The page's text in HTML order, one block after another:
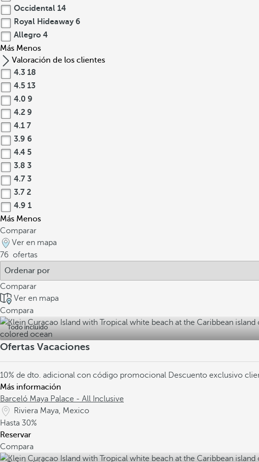
Occidental 14
Royal Hideaway 6
Allegro 4
Más Menos
Valoración de los clientes
4.3 18
4.5 13
4.0 9
4.2 9
4.1 7
3.9 6
4.4 5
3.8 3
4.7 3
3.7 2
4.9 1
Más Menos
Comparar
Ver en mapa
76 ofertas
Comparar
Ver en mapa
Compara
Todo incluido
Ofertas Vacaciones
10% de dto. adicional con código promocional Descuento exclusivo
Más información
Barceló Maya Palace - All Inclusive
Riviera Maya, Mexico
Hasta 30%
Reservar
Compara